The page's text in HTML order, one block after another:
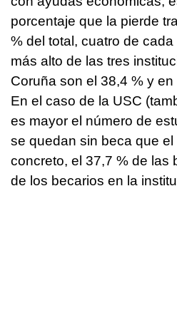
porcentaje que la pierde
% del total, cuatro de
más alto de las tres
Coruña son el 38,4 % y
En el caso de la USC
es mayor el número de
se quedan sin beca que
concreto, el 37,7 % de las
de los becarios en la